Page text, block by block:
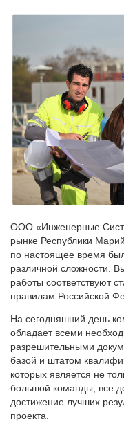
ООО «Инженерные
рынке Республики
по настоящее время
различной сложности.
работы соответствуют
правилам Российской
На сегодняшний день
обладает всеми
разрешительными
базой и штатом
которых является не
большой команды, все
достижение лучших
проекта.